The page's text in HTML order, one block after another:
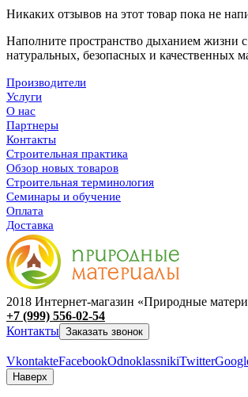
Никаких отзывов на этот товар пока не
Наполните пространство дыханием жизни
натуральных, безопасных и качественных
Производители
Услуги
О нас
Партнеры
Контакты
Строительная практика
Обзор новых товаров
Строительная терминология
Семинары и обучение
Оплата
Доставка
2018 Интернет-магазин «Природные
+7 (999) 556-02-54
Контакты Заказать звонок
VkontakteFacebookOdnoklassnikiTwitter
Наверх